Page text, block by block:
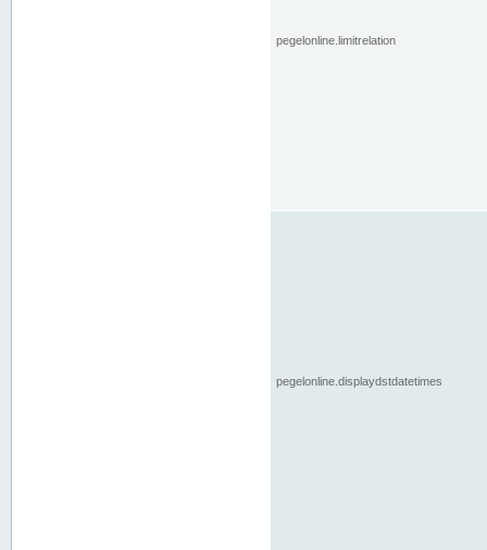
pegelonline.limitrelation
pegelonline.displaydstdatetimes